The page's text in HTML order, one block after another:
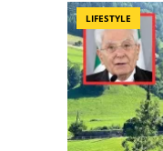
LIFESTYLE